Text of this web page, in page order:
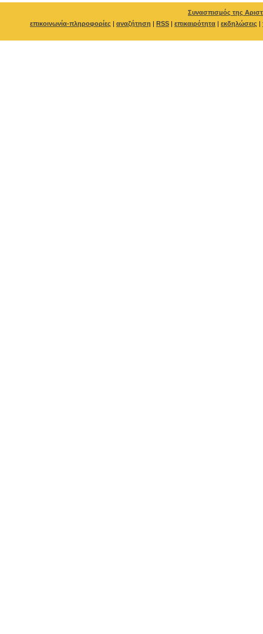
Συνασπισμός της
επικοινωνία-πληροφορίες | αναζήτηση | RSS | επικαιρότητα | εκδηλώσεις |